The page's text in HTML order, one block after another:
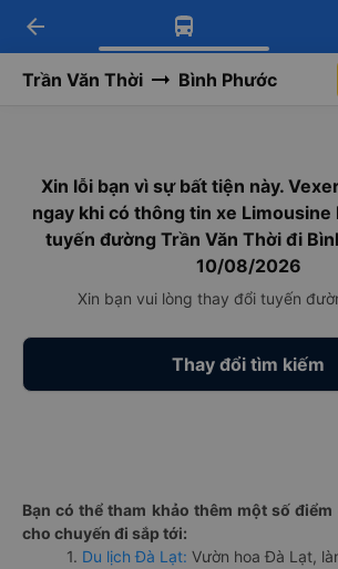
Tải app Vexere ngay!
Nhận ưu đãi thành viên độc
Tải app Vexere
-30k/ghế khi đặt vé máy bay
arrow_back
Trần Văn Thời Bình Phước
Xin lỗi bạn vì sự bất tiện này.
ngay khi có thông tin xe
tuyến đường Trần Văn Thời đi
10/08/2026
Xin bạn vui lòng thay đổi tuyến
Thay đổi tìm kiếm
Bạn có thể tham khảo thêm một số
cho chuyến đi sắp tới:
1. Du lịch Đà Lạt: Vườn hoa Đà Lạt,